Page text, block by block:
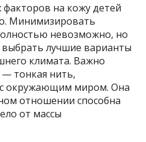
факторов на кожу детей
Минимизировать
невозможно, но
выбрать лучшие варианты
климата. Важно
тонкая нить,
окружающим миром. Она
отношении способна
от массы